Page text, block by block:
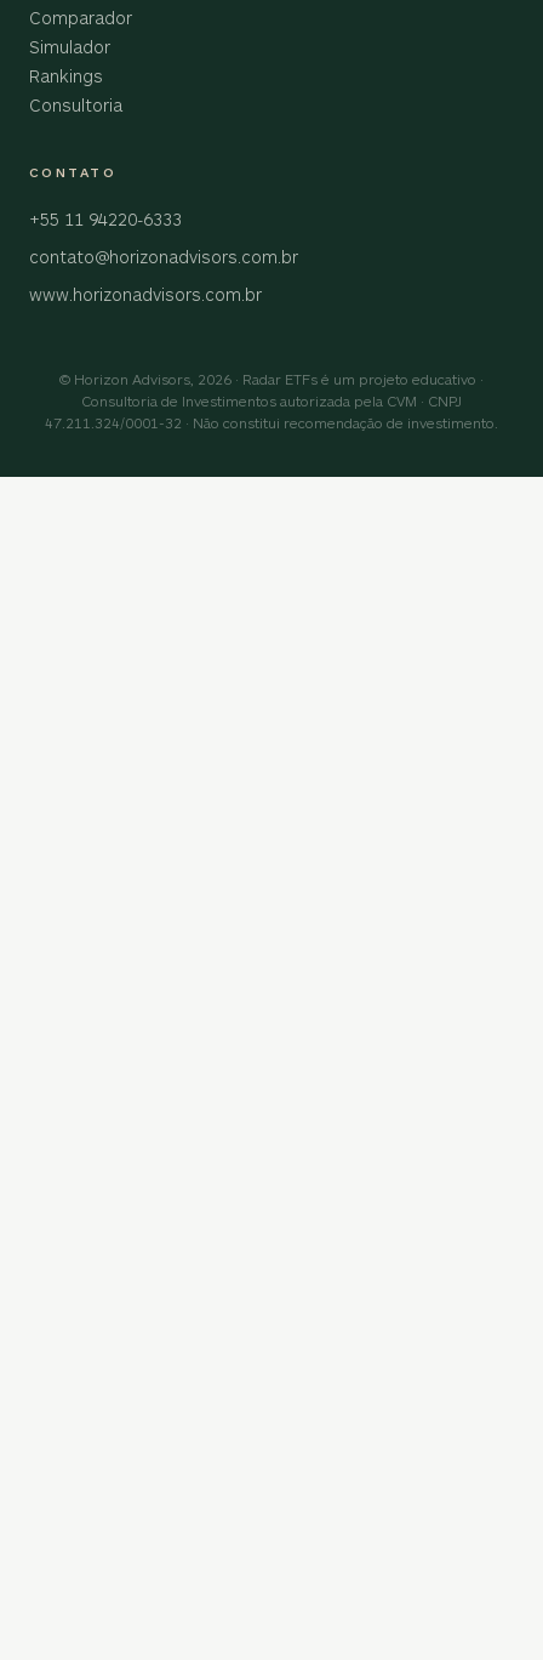
Comparador
Simulador
Rankings
Consultoria
CONTATO
+55 11 94220-6333
contato@horizonadvisors.com.br
www.horizonadvisors.com.br
© Horizon Advisors, 2026 · Radar ETFs é um projeto educativo ·
Consultoria de Investimentos autorizada pela CVM · CNPJ
47.211.324/0001-32 · Não constitui recomendação de investimento.